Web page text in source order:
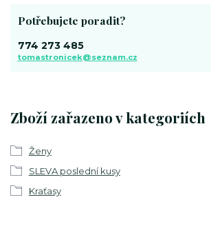
Zboží zařazeno v kategoriích
Ženy
SLEVA poslední kusy
Kraťasy
Potřebujete poradit?
774 273 485
tomastronicek@seznam.cz